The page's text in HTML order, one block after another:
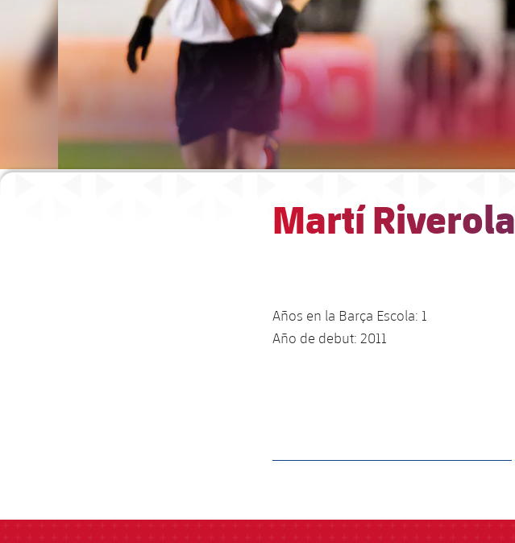
Martí Riverola
Años en la Barça Escola: 1
Año de debut: 2011